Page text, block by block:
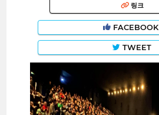
링크
FACEBOOK
TWEET